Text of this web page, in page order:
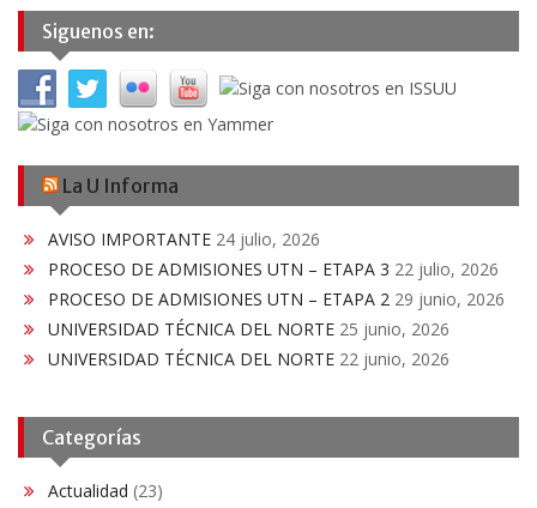
Siguenos en:
La U Informa
AVISO IMPORTANTE 24 julio, 2026
PROCESO DE ADMISIONES UTN – ETAPA 3 22 julio, 2026
PROCESO DE ADMISIONES UTN – ETAPA 2 29 junio, 2026
UNIVERSIDAD TÉCNICA DEL NORTE 25 junio, 2026
UNIVERSIDAD TÉCNICA DEL NORTE 22 junio, 2026
Categorías
Actualidad (23)